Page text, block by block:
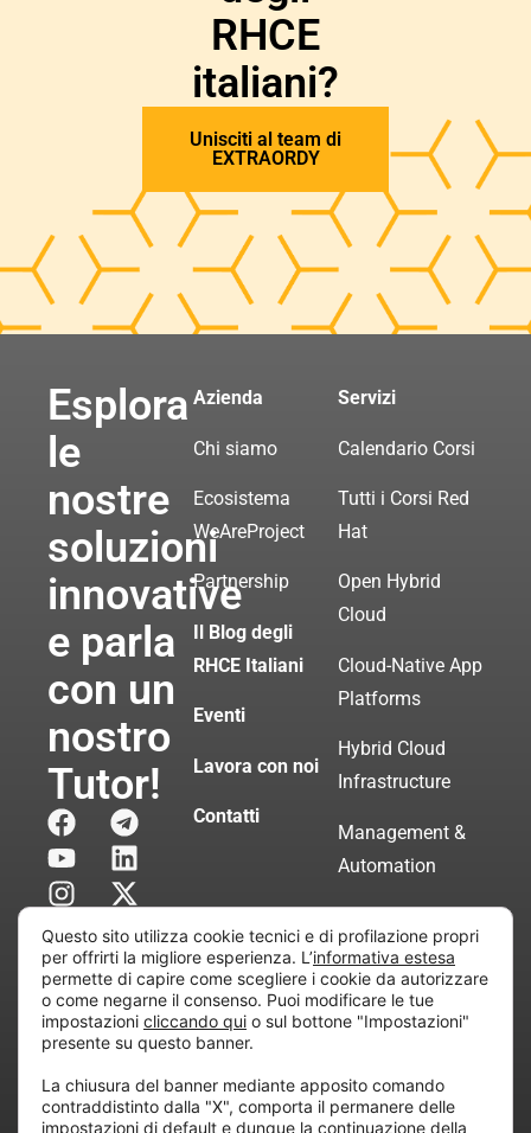
RHCE
italiani?
Unisciti al team di
EXTRAORDY
Esplora
le
nostre
soluzioni
innovative
e parla
con un
nostro
Tutor!
Azienda
Chi siamo
Ecosistema
WeAreProject
Partnership
Il Blog degli
RHCE Italiani
Eventi
Lavora con noi
Contatti
Servizi
Calendario Corsi
Tutti i Corsi Red
Hat
Open Hybrid
Cloud
Cloud-Native App
Platforms
Hybrid Cloud
Infrastructure
Management &
Automation
Servizi di
Consulenza
Certificata
all’attività di direzione e coordinamento di “Project
Informatica”
Questo sito utilizza cookie tecnici e di profilazione propri
per offrirti la migliore esperienza. L’informativa estesa
permette di capire come scegliere i cookie da autorizzare
o come negarne il consenso. Puoi modificare le tue
impostazioni cliccando qui o sul bottone "Impostazioni"
presente su questo banner.
La chiusura del banner mediante apposito comando
contraddistinto dalla "X", comporta il permanere delle
impostazioni di default e dunque la continuazione della